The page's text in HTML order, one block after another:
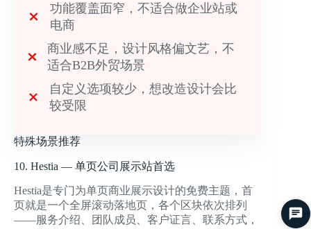
功能覆盖面窄，不适合做企业站或
电商
商业感不足，设计风格偏文艺，不
适合B2B外贸场景
自定义选项较少，想改造设计会比
较受限
特殊场景推荐
10. Hestia — 单页公司展示站首选
Hestia是专门为单页商业展示设计的免费主题，首
页就是一个全屏滚动落地页，各个区块依次排列
——服务介绍、团队成员、客户证言、联系方式，